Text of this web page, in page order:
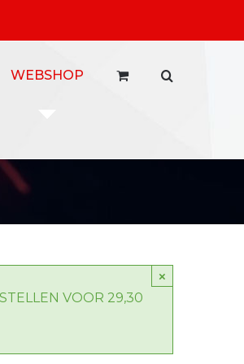
WEBSHOP
×
VOOR 29,30